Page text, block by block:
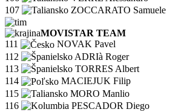
107
ZOCCARATO Samuele
MOVISTAR TEAM
111
NOVAK Pavel
112
ADRIà Roger
113
TORRES Albert
114
MACIEJUK Filip
115
MORO Manlio
116
PESCADOR Diego